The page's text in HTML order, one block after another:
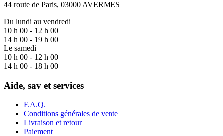
44 route de Paris, 03000 AVERMES
Du lundi au vendredi
10 h 00 - 12 h 00
14 h 00 - 19 h 00
Le samedi
10 h 00 - 12 h 00
14 h 00 - 18 h 00
Aide, sav et services
F.A.Q.
Conditions générales de vente
Livraison et retour
Paiement